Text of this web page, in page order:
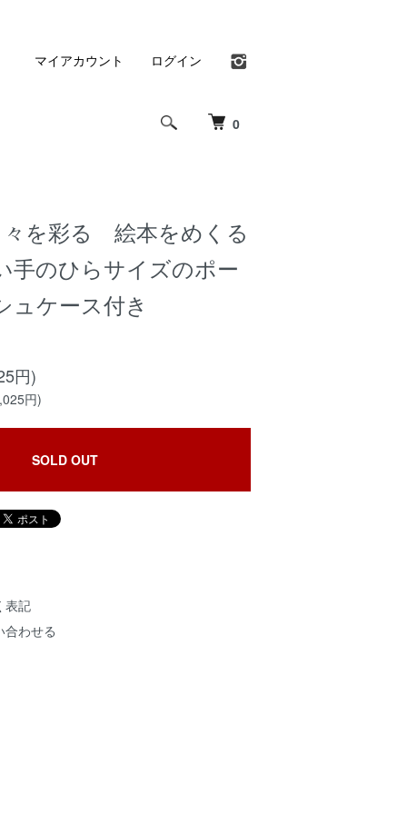
0
マイアカウント ログイン
を彩る 絵本をめくる
手のひらサイズのポー
ケース付き
円)
円)
SOLD OUT
表記
合わせる